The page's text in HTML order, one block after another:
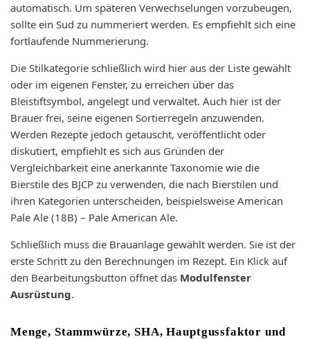
automatisch. Um späteren Verwechselungen vorzubeugen,
sollte ein Sud zu nummeriert werden. Es empfiehlt sich eine
fortlaufende Nummerierung.
Die Stilkategorie schließlich wird hier aus der Liste gewählt
oder im eigenen Fenster, zu erreichen über das
Bleistiftsymbol, angelegt und verwaltet. Auch hier ist der
Brauer frei, seine eigenen Sortierregeln anzuwenden.
Werden Rezepte jedoch getauscht, veröffentlicht oder
diskutiert, empfiehlt es sich aus Gründen der
Vergleichbarkeit eine anerkannte Taxonomie wie die
Bierstile des BJCP zu verwenden, die nach Bierstilen und
ihren Kategorien unterscheiden, beispielsweise American
Pale Ale (18B) – Pale American Ale.
Schließlich muss die Brauanlage gewählt werden. Sie ist der
erste Schritt zu den Berechnungen im Rezept. Ein Klick auf
den Bearbeitungsbutton öffnet das Modulfenster
Ausrüstung.
Menge, Stammwürze, SHA, Hauptgussfaktor und